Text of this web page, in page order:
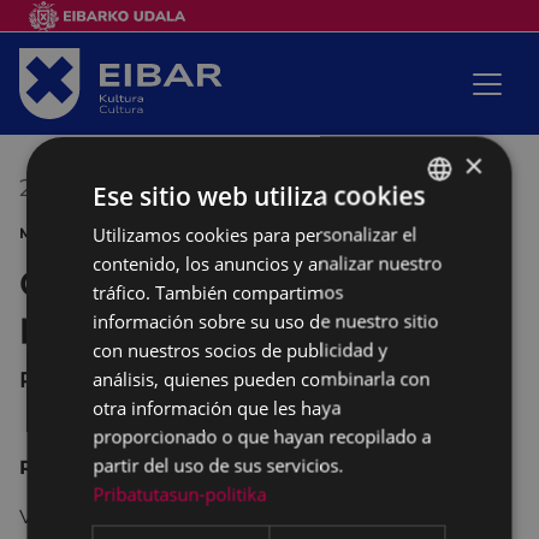
24/03/2018 10:00 - 11:30
MÚSICA
Gipuzkoako organoak
plazara 2018
Parroquia de San Andr&#233;s
Recorrido a través de los órganos guipuzcoanos.
Visita guiada y audición, con
BASQUE
SPANISH
×
Ese sitio web utiliza cookies
Utilizamos cookies para personalizar el
contenido, los anuncios y analizar nuestro
tráfico. También compartimos
información sobre su uso de nuestro sitio
con nuestros socios de publicidad y
análisis, quienes pueden combinarla con
otra información que les haya
proporcionado o que hayan recopilado a
partir del uso de sus servicios.
Pribatutasun-politika